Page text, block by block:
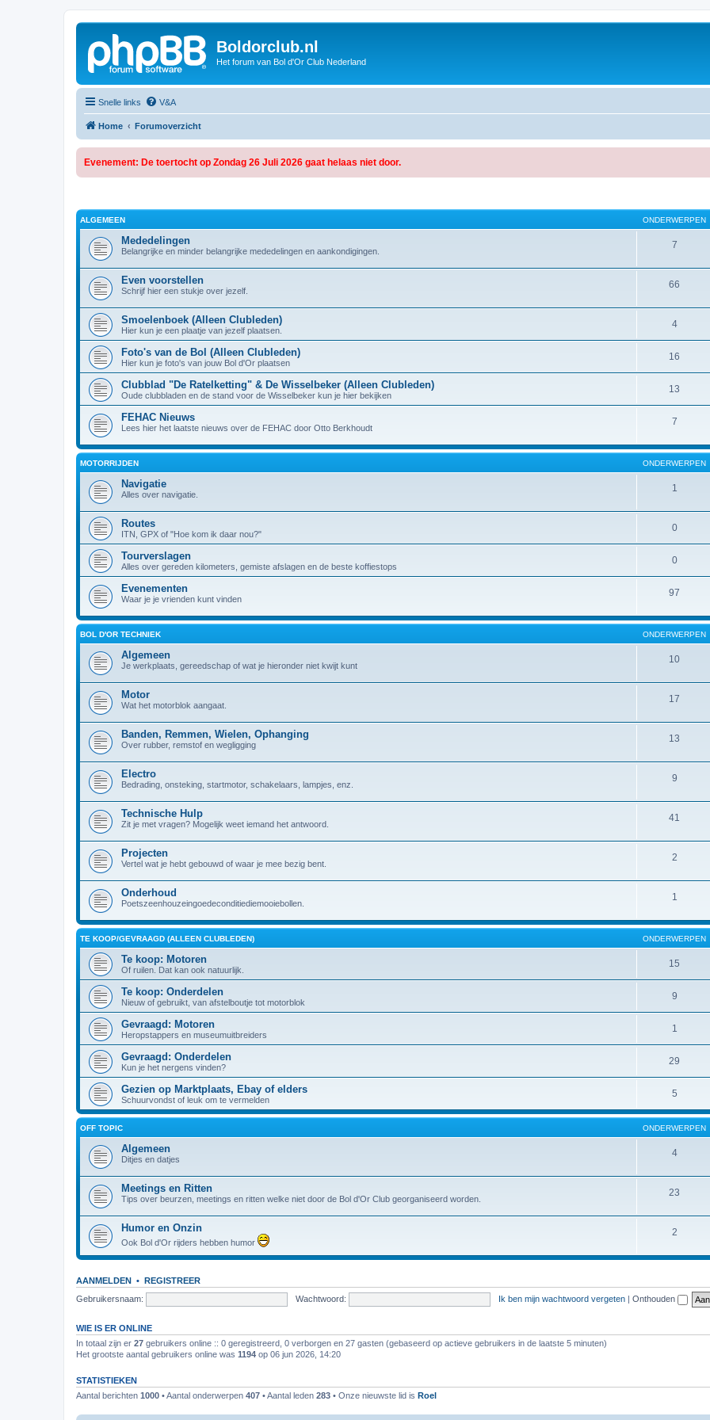
Boldorclub.nl
Het forum van Bol d'Or Club Nederland
Snelle links V&A
Home Forumoverzicht
Evenement: De toertocht op Zondag 26 Juli 2026 gaat helaas niet door.
ALGEMEEN ONDERWERPEN
Mededelingen
Belangrijke en minder belangrijke mededelingen en aankondigingen.
7
Even voorstellen
Schrijf hier een stukje over jezelf.
66
Smoelenboek (Alleen Clubleden)
Hier kun je een plaatje van jezelf plaatsen.
4
Foto's van de Bol (Alleen Clubleden)
Hier kun je foto's van jouw Bol d'Or plaatsen
16
Clubblad "De Ratelketting" & De Wisselbeker (Alleen Clubleden)
Oude clubbladen en de stand voor de Wisselbeker kun je hier bekijken
13
FEHAC Nieuws
Lees hier het laatste nieuws over de FEHAC door Otto Berkhoudt
7
MOTORRIJDEN ONDERWERPEN
Navigatie
Alles over navigatie.
1
Routes
ITN, GPX of "Hoe kom ik daar nou?"
0
Tourverslagen
Alles over gereden kilometers, gemiste afslagen en de beste koffiestops
0
Evenementen
Waar je je vrienden kunt vinden
97
BOL D'OR TECHNIEK ONDERWERPEN
Algemeen
Je werkplaats, gereedschap of wat je hieronder niet kwijt kunt
10
Motor
Wat het motorblok aangaat.
17
Banden, Remmen, Wielen, Ophanging
Over rubber, remstof en wegligging
13
Electro
Bedrading, onsteking, startmotor, schakelaars, lampjes, enz.
9
Technische Hulp
Zit je met vragen? Mogelijk weet iemand het antwoord.
41
Projecten
Vertel wat je hebt gebouwd of waar je mee bezig bent.
2
Onderhoud
Poetszeenhouzeingoedeconditiediemooiebollen.
1
TE KOOP/GEVRAAGD (ALLEEN CLUBLEDEN) ONDERWERPEN
Te koop: Motoren
Of ruilen. Dat kan ook natuurlijk.
15
Te koop: Onderdelen
Nieuw of gebruikt, van afstelboutje tot motorblok
9
Gevraagd: Motoren
Heropstappers en museumuitbreiders
1
Gevraagd: Onderdelen
Kun je het nergens vinden?
29
Gezien op Marktplaats, Ebay of elders
Schuurvondst of leuk om te vermelden
5
OFF TOPIC ONDERWERPEN
Algemeen
Ditjes en datjes
4
Meetings en Ritten
Tips over beurzen, meetings en ritten welke niet door de Bol d'Or Club georganiseerd worden.
23
Humor en Onzin
Ook Bol d'Or rijders hebben humor
2
AANMELDEN • REGISTREER
Gebruikersnaam:
Wachtwoord: Ik ben mijn wachtwoord vergeten | Onthouden
WIE IS ER ONLINE
In totaal zijn er 27 gebruikers online :: 0 geregistreerd, 0 verborgen en 27 gasten (gebaseerd op actieve gebruikers in de laatste 5 minuten)
Het grootste aantal gebruikers online was 1194 op 06 jun 2026, 14:20
STATISTIEKEN
Aantal berichten 1000 • Aantal onderwerpen 407 • Aantal leden 283 • Onze nieuwste lid is Roel